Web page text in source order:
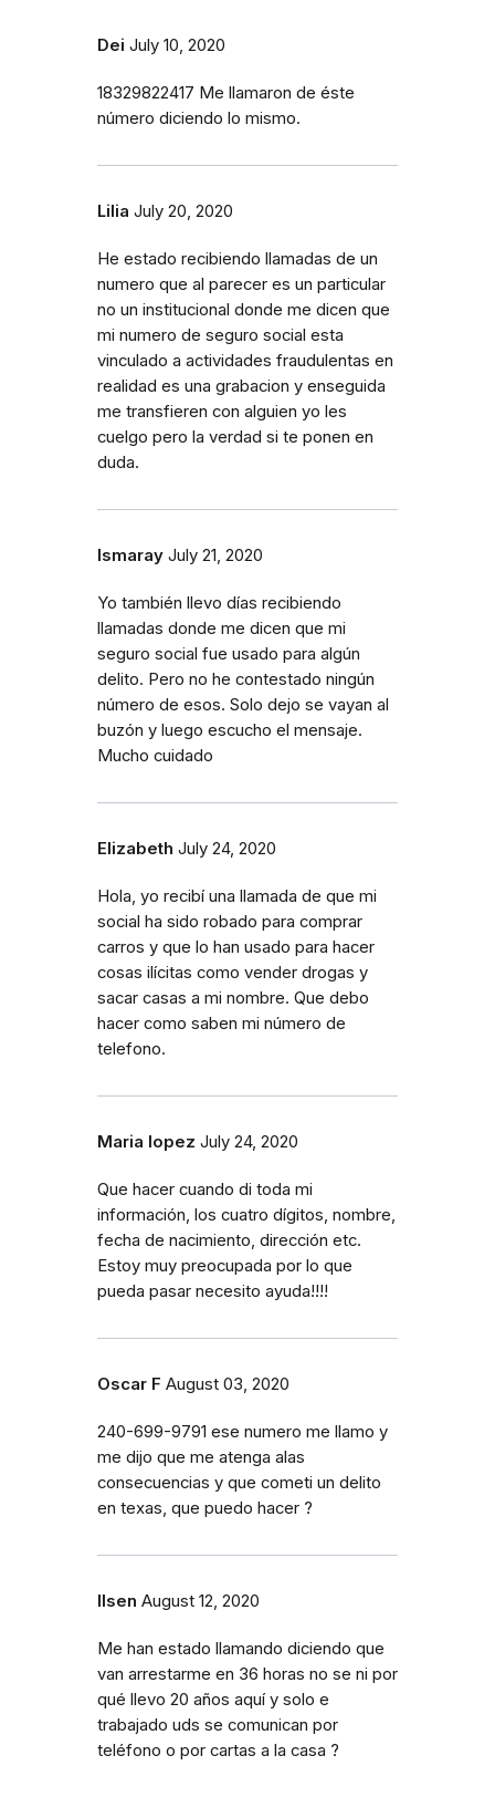
Dei July 10, 2020
18329822417 Me llamaron de éste
número diciendo lo mismo.
Lilia July 20, 2020
He estado recibiendo llamadas de un
numero que al parecer es un particular
no un institucional donde me dicen que
mi numero de seguro social esta
vinculado a actividades fraudulentas en
realidad es una grabacion y enseguida
me transfieren con alguien yo les
cuelgo pero la verdad si te ponen en
duda.
Ismaray July 21, 2020
Yo también llevo días recibiendo
llamadas donde me dicen que mi
seguro social fue usado para algún
delito. Pero no he contestado ningún
número de esos. Solo dejo se vayan al
buzón y luego escucho el mensaje.
Mucho cuidado
Elizabeth July 24, 2020
Hola, yo recibí una llamada de que mi
social ha sido robado para comprar
carros y que lo han usado para hacer
cosas ilícitas como vender drogas y
sacar casas a mi nombre. Que debo
hacer como saben mi número de
telefono.
Maria lopez July 24, 2020
Que hacer cuando di toda mi
información, los cuatro dígitos, nombre,
fecha de nacimiento, dirección etc.
Estoy muy preocupada por lo que
pueda pasar necesito ayuda!!!!
Oscar F August 03, 2020
240-699-9791 ese numero me llamo y
me dijo que me atenga alas
consecuencias y que cometi un delito
en texas, que puedo hacer ?
Ilsen August 12, 2020
Me han estado llamando diciendo que
van arrestarme en 36 horas no se ni por
qué llevo 20 años aquí y solo e
trabajado uds se comunican por
teléfono o por cartas a la casa ?